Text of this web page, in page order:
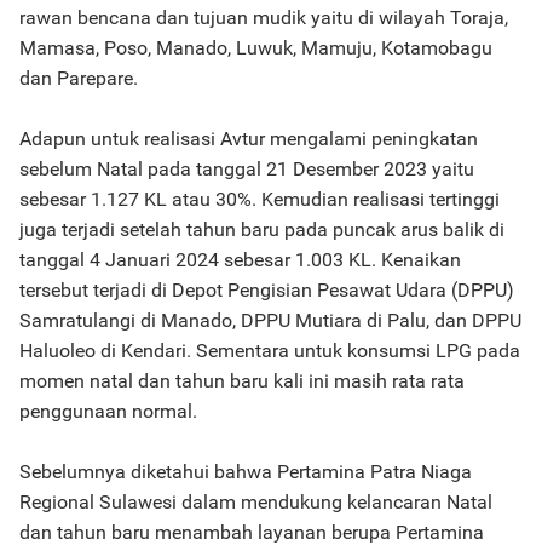
rawan bencana dan tujuan mudik yaitu di wilayah Toraja,
Mamasa, Poso, Manado, Luwuk, Mamuju, Kotamobagu
dan Parepare.
Adapun untuk realisasi Avtur mengalami peningkatan
sebelum Natal pada tanggal 21 Desember 2023 yaitu
sebesar 1.127 KL atau 30%. Kemudian realisasi tertinggi
juga terjadi setelah tahun baru pada puncak arus balik di
tanggal 4 Januari 2024 sebesar 1.003 KL. Kenaikan
tersebut terjadi di Depot Pengisian Pesawat Udara (DPPU)
Samratulangi di Manado, DPPU Mutiara di Palu, dan DPPU
Haluoleo di Kendari. Sementara untuk konsumsi LPG pada
momen natal dan tahun baru kali ini masih rata rata
penggunaan normal.
Sebelumnya diketahui bahwa Pertamina Patra Niaga
Regional Sulawesi dalam mendukung kelancaran Natal
dan tahun baru menambah layanan berupa Pertamina